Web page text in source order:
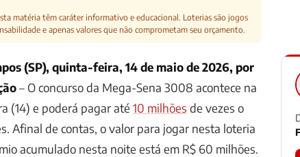
matéria têm caráter informativo e educacional. Loterias são jogos
e apenas valores que não comprometam seu orçamento.
(SP), quinta-feira, 14 de maio de 2026, por
– O concurso da Mega-Sena 3008 acontece na
(14) e poderá pagar até 10 milhões de vezes o
Afinal de contas, o valor para jogar nesta loteria
acumulado nesta noite está em R$ 60 milhões.